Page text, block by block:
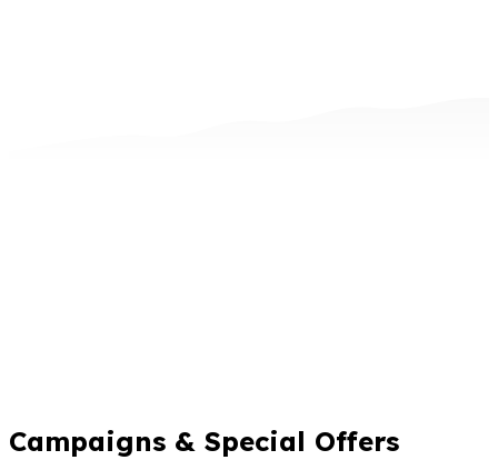
Campaigns & Special Offers